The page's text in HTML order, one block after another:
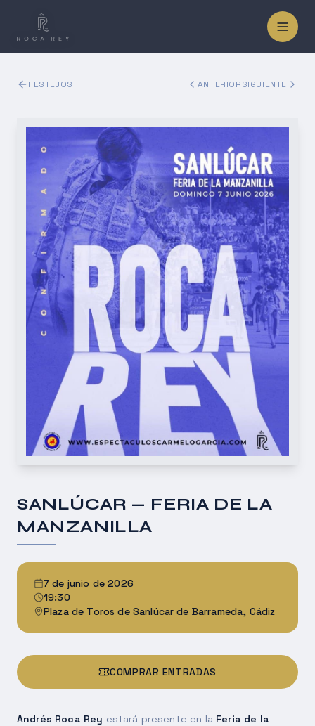
FESTEJOS ANTERIORSIGUIENTE
SANLÚCAR — FERIA DE LA
MANZANILLA
7 de junio de 2026
19:30
Plaza de Toros de Sanlúcar de Barrameda, Cádiz
COMPRAR ENTRADAS
Andrés Roca Rey estará presente en la Feria de la